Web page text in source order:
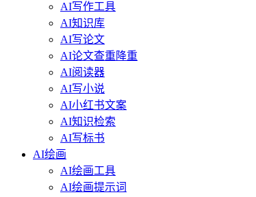
AI写作工具
AI知识库
AI写论文
AI论文查重降重
AI阅读器
AI写小说
AI小红书文案
AI知识检索
AI写标书
AI绘画
AI绘画工具
AI绘画提示词